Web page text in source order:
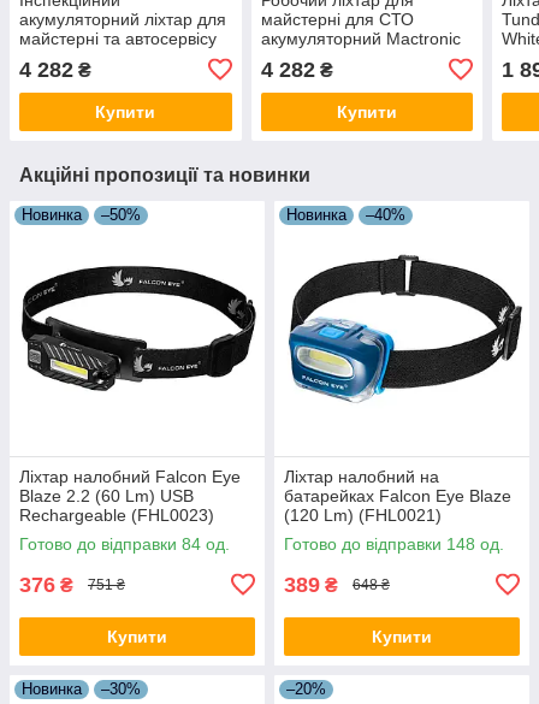
акумуляторний ліхтар для
майстерні та автосервісу
Mactronic FlexiBEAM (600
Lm) Magnetic USB
Rechargeable
4 282 ₴
Купити
майстерні для СТО
акумуляторний Mactronic
Magnetic USB
Rechargeable
4 282₴
Купити
1
Акційні пропозиції та новинки
Новинка –50%
Ліхтар налобний Falcon Eye
Blaze 2.2 (60 Lm) USB
Rechargeable (FHL0023)
Готово до відправки 84 од.
376 ₴ 751 ₴
Купити
Новинка –40%
Ліхтар налобний на
батарейках Falcon Eye Blaze
(120 Lm) (FHL0021)
Готово до відправки 148 од.
389 ₴ 648 ₴
Купити
Новинка –30% –20%